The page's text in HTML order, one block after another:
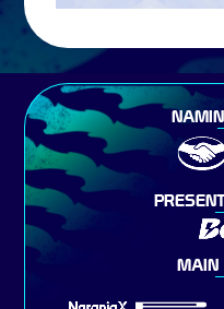
MAIN